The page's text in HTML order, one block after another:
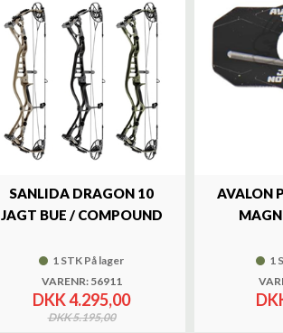
SANLIDA DRAGON 10
JAGT BUE / COMPOUND
1 STK På lager
VARENR: 56911
DKK 4.295,00
DKK 5.195,00
AVALON
1